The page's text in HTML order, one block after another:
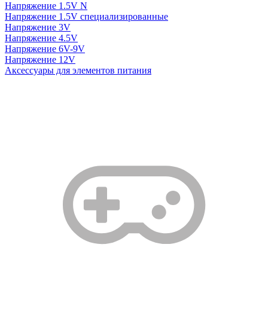
Напряжение 1.5V N
Напряжение 1.5V специализированные
Напряжение 3V
Напряжение 4.5V
Напряжение 6V-9V
Напряжение 12V
Аксессуары для элементов питания